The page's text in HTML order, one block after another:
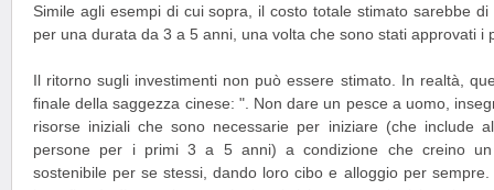
Simile agli esempi di cui sopra, il costo totale stimato sarebbe
per una durata da 3 a 5 anni, una volta che sono stati approvati i
Il ritorno sugli investimenti non può essere stimato. In realtà,
finale della saggezza cinese: ". Non dare un pesce a uomo,
risorse iniziali che sono necessarie per iniziare (che include
persone per i primi 3 a 5 anni) a condizione che creino un
sostenibile per se stessi, dando loro cibo e alloggio per